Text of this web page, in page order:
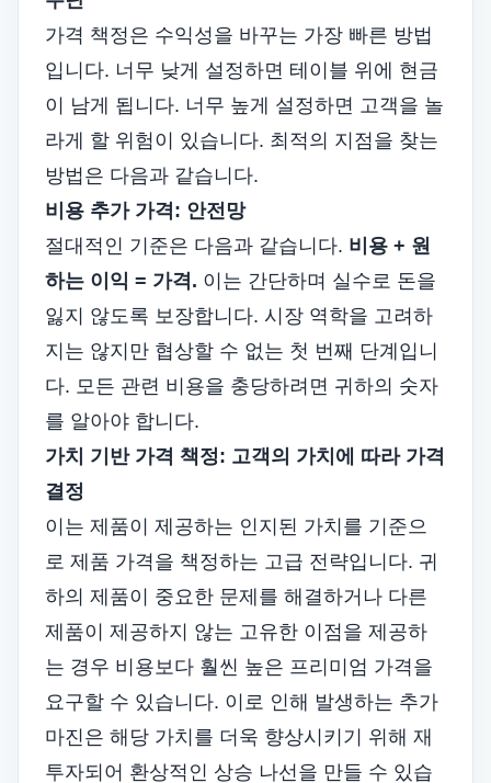
가격 책정은 수익성을 바꾸는 가장 빠른 방법
입니다. 너무 낮게 설정하면 테이블 위에 현금
이 남게 됩니다. 너무 높게 설정하면 고객을 놀
라게 할 위험이 있습니다. 최적의 지점을 찾는
방법은 다음과 같습니다.
비용 추가 가격: 안전망
절대적인 기준은 다음과 같습니다. 비용 + 원
하는 이익 = 가격. 이는 간단하며 실수로 돈을
잃지 않도록 보장합니다. 시장 역학을 고려하
지는 않지만 협상할 수 없는 첫 번째 단계입니
다. 모든 관련 비용을 충당하려면 귀하의 숫자
를 알아야 합니다.
가치 기반 가격 책정: 고객의 가치에 따라 가격
결정
이는 제품이 제공하는 인지된 가치를 기준으
로 제품 가격을 책정하는 고급 전략입니다. 귀
하의 제품이 중요한 문제를 해결하거나 다른
제품이 제공하지 않는 고유한 이점을 제공하
는 경우 비용보다 훨씬 높은 프리미엄 가격을
요구할 수 있습니다. 이로 인해 발생하는 추가
마진은 해당 가치를 더욱 향상시키기 위해 재
투자되어 환상적인 상승 나선을 만들 수 있습